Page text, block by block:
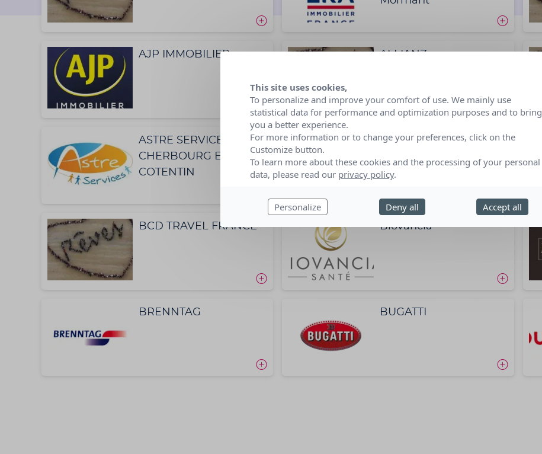
AJP IMMOBILIER ALLIANZ
ASTRE SERVICES à
CHERBOURG EN
COTENTIN
AVERY FRANCE
BCD TRAVEL FRANCE Biovancia
BRENNTAG BUGATTI
This site uses cookies,
To personalize and improve your comfort of use. We mainly use
statistical data for performance and optimization purposes and to bring
you a better experience.
For more information or to change your preferences, click on the
Customize button.
To learn more about these cookies and the processing of your personal
data, please read our privacy policy.
Personalize Deny all Accept all